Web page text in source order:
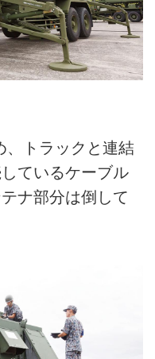
トラックと連結
ているケーブル
ナ部分は倒して